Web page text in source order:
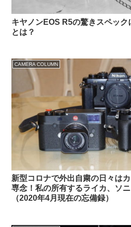
キヤノンEOS R5の驚きスペッ
とは？
CAMERA COLUMN
新型コロナで外出自粛の日々は
専念！私の所有するライカ、ソ
（2020年4月現在の忘備録）